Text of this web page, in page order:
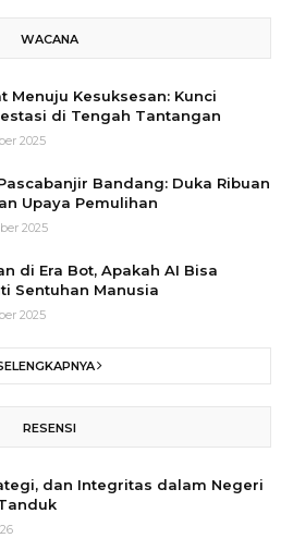
WACANA
Menuju Kesuksesan: Kunci
di Tengah Tantangan
2025
Bandang: Duka Ribuan
Upaya Pemulihan
2025
di Era Bot, Apakah AI Bisa
Sentuhan Manusia
2025
RESENSI
dan Integritas dalam Negeri